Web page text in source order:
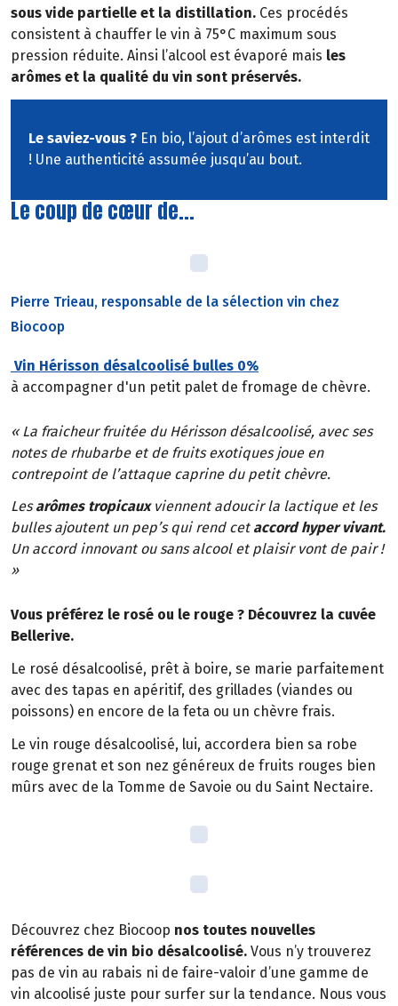
sous vide partielle et la distillation. Ces procédés
consistent à chauffer le vin à 75°C maximum sous
pression réduite. Ainsi l’alcool est évaporé mais les
arômes et la qualité du vin sont préservés.
Le saviez-vous ? En bio, l’ajout d’arômes est interdit
! Une authenticité assumée jusqu’au bout.
Le coup de cœur de...
Pierre Trieau, responsable de la sélection vin chez
Biocoop
Vin Hérisson désalcoolisé bulles 0%
à accompagner d'un petit palet de fromage de chèvre.
« La fraicheur fruitée du Hérisson désalcoolisé, avec ses
notes de rhubarbe et de fruits exotiques joue en
contrepoint de l’attaque caprine du petit chèvre.
Lesarômes tropicauxviennent adoucir la lactique et les
bulles ajoutent un pep’s qui rend cet accord hyper vivant.
Un accord innovant ou sans alcool et plaisir vont de pair !
»
Vous préférez le rosé ou le rouge ? Découvrez la cuvée
Bellerive.
Le rosé désalcoolisé, prêt à boire, se marie parfaitement
avec des tapas en apéritif, des grillades (viandes ou
poissons) en encore de la feta ou un chèvre frais.
Le vin rouge désalcoolisé, lui, accordera bien sa robe
rouge grenat et son nez généreux de fruits rouges bien
mûrs avec de la Tomme de Savoie ou du Saint Nectaire.
Découvrez chez Biocoop nos toutes nouvelles
références de vin bio désalcoolisé. Vous n’y trouverez
pas de vin au rabais ni de faire-valoir d’une gamme de
vin alcoolisé juste pour surfer sur la tendance. Nous vous